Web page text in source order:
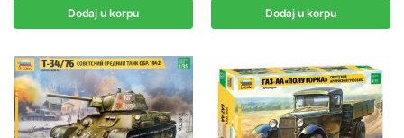
Dodaj u korpu Dodaj u korpu